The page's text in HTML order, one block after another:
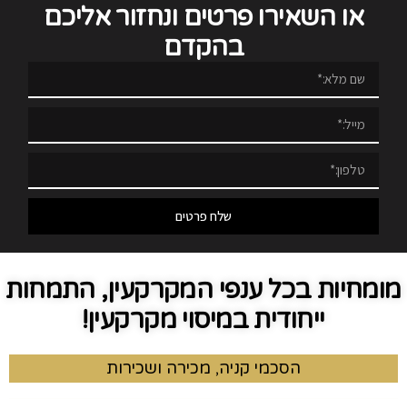
מומחיות בכל ענפי המקרקעין, התמחות
ייחודית במיסוי מקרקעין!
הסכמי קניה, מכירה ושכירות
או השאירו פרטים ונחזור אליכם
בהקדם
שלח פרטים